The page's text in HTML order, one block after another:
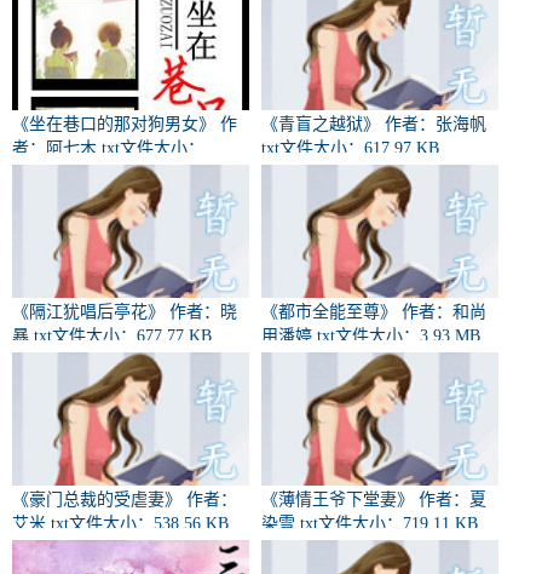
《坐在巷口的那对狗男女》 作
者：阿七木 txt文件大小：
320.38 KB
《青盲之越狱》 作者：张海帆
txt文件大小：617.97 KB
《隔江犹唱后亭花》 作者：晓
暴 txt文件大小：677.77 KB
《都市全能至尊》 作者：和尚
用潘婷 txt文件大小：3.93 MB
《豪门总裁的受虐妻》 作者：
艾米 txt文件大小：538.56 KB
《薄情王爷下堂妻》 作者：夏
染雪 txt文件大小：719.11 KB